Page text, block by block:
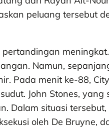
peluang tersebut
Namun,
Pada menit ke-88,
John Stones,
Dalam situasi
oleh De Bruyne,